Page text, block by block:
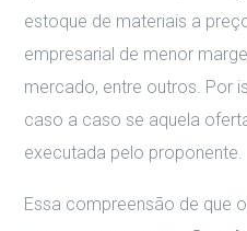
estoque de materiais a
empresarial de menor
mercado, entre outros. Por
caso a caso se aquela
executada pelo proponente.
Essa compreensão de que